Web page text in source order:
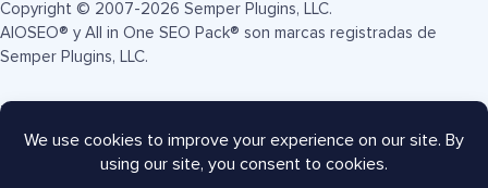
Copyright © 2007-2026 Semper Plugins, LLC.
AIOSEO® y All in One SEO Pack® son marcas registradas de
Semper Plugins, LLC.
Términos de servicio
Divulgación FTC
Mapa del sitio Cupón AIOSEO